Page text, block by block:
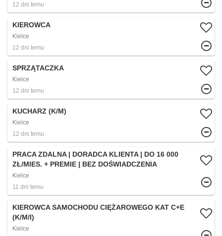
12 dni temu
KIEROWCA
Kielce
12 dni temu
SPRZĄTACZKA
Kielce
12 dni temu
KUCHARZ (K/M)
Kielce
12 dni temu
PRACA ZDALNA | DORADCA KLIENTA | DO 16 000
ZŁ/MIES. + PREMIE | BEZ DOŚWIADCZENIA
Kielce
11 dni temu
KIEROWCA SAMOCHODU CIĘŻAROWEGO KAT C+E
(K/M/I)
Kielce